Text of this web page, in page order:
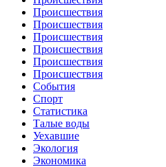
Происшествия
Происшествия
Происшествия
Происшествия
Происшествия
Происшествия
События
Спорт
Статистика
Талые воды
Уехавшие
Экология
Экономика